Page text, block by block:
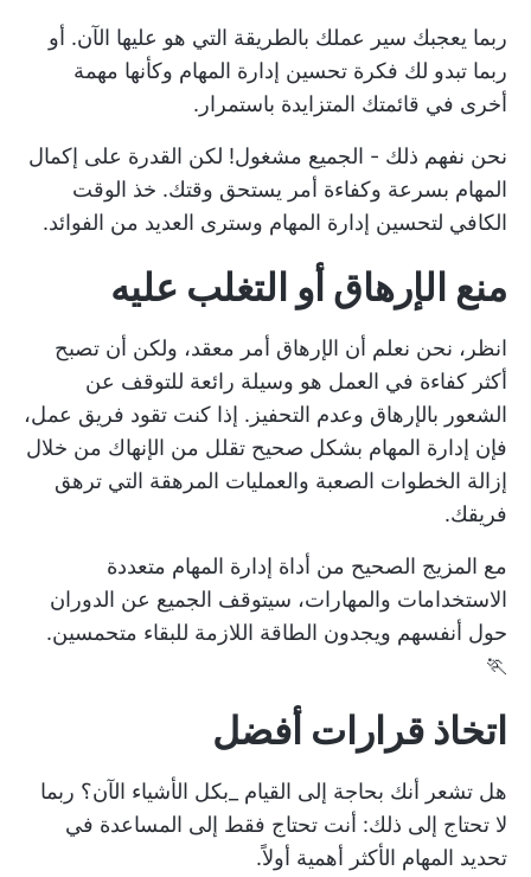
ربما يعجبك سير عملك بالطريقة التي هو عليها الآن. أو
ربما تبدو لك فكرة تحسين إدارة المهام وكأنها مهمة
أخرى في قائمتك المتزايدة باستمرار.
نحن نفهم ذلك - الجميع مشغول! لكن القدرة على إكمال
المهام بسرعة وكفاءة أمر يستحق وقتك. خذ الوقت
الكافي لتحسين إدارة المهام وسترى العديد من الفوائد.
منع الإرهاق أو التغلب عليه
انظر، نحن نعلم أن الإرهاق أمر معقد، ولكن أن تصبح
أكثر كفاءة في العمل هو وسيلة رائعة للتوقف عن
الشعور بالإرهاق وعدم التحفيز. إذا كنت تقود فريق عمل،
فإن إدارة المهام بشكل صحيح تقلل من الإنهاك من خلال
إزالة الخطوات الصعبة والعمليات المرهقة التي ترهق
فريقك.
مع المزيج الصحيح من أداة إدارة المهام متعددة
الاستخدامات والمهارات، سيتوقف الجميع عن الدوران
حول أنفسهم ويجدون الطاقة اللازمة للبقاء متحمسين.
🏃
اتخاذ قرارات أفضل
هل تشعر أنك بحاجة إلى القيام _بكل الأشياء الآن؟ ربما
لا تحتاج إلى ذلك: أنت تحتاج فقط إلى المساعدة في
تحديد المهام الأكثر أهمية أولاً.